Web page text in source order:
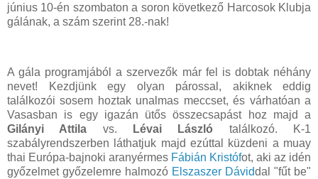
június 10-én szombaton a soron következő Harcosok Klubja
gálának, a szám szerint 28.-nak!
A gála programjából a szervezők már fel is dobtak néhány
nevet! Kezdjünk egy olyan párossal, akiknek eddig
találkozói sosem hoztak unalmas meccset, és várhatóan a
Vasasban is egy igazán ütős összecsapást hoz majd a
Gilányi Attila vs. Lévai László találkozó. K-1
szabályrendszerben láthatjuk majd ezúttal küzdeni a muay
thai Európa-bajnoki aranyérmes Fábián Kristófot, aki az idén
győzelmet győzelemre halmozó Elszaszer Dáviddal "fűt be"